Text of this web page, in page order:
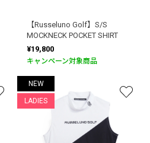
【Russeluno Golf】S/S
MOCKNECK POCKET SHIRT
¥19,800
キャンペーン対象商品
NEW
LADIES